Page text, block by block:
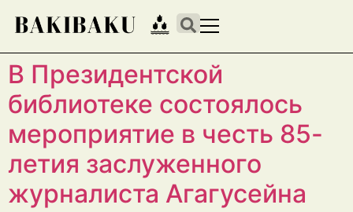
В Президентской
библиотеке состоялось
мероприятие в честь 85-
летия заслуженного
журналиста Агагусейна